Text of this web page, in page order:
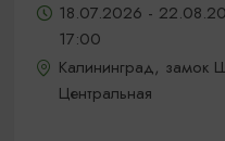
18.07.2026 -
17:00
Калининград, замок
Центральная